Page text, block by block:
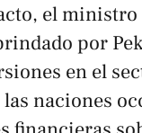
el
por
en el
naciones